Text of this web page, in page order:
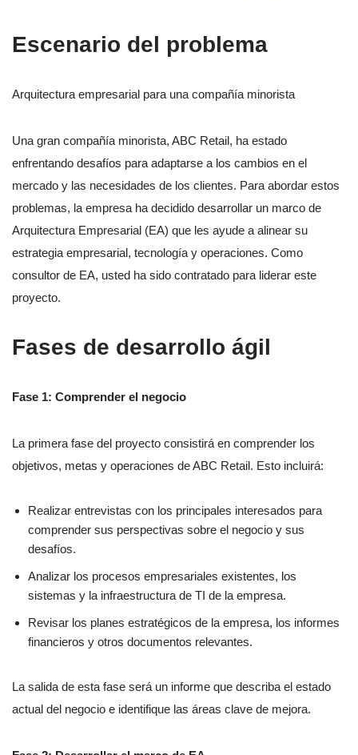
Escenario del problema
Arquitectura empresarial para una compañía minorista
Una gran compañía minorista, ABC Retail, ha estado
enfrentando desafíos para adaptarse a los cambios en el
mercado y las necesidades de los clientes. Para abordar estos
problemas, la empresa ha decidido desarrollar un marco de
Arquitectura Empresarial (EA) que les ayude a alinear su
estrategia empresarial, tecnología y operaciones. Como
consultor de EA, usted ha sido contratado para liderar este
proyecto.
Fases de desarrollo ágil
Fase 1: Comprender el negocio
La primera fase del proyecto consistirá en comprender los
objetivos, metas y operaciones de ABC Retail. Esto incluirá:
Realizar entrevistas con los principales interesados para
comprender sus perspectivas sobre el negocio y sus
desafíos.
Analizar los procesos empresariales existentes, los
sistemas y la infraestructura de TI de la empresa.
Revisar los planes estratégicos de la empresa, los informes
financieros y otros documentos relevantes.
La salida de esta fase será un informe que describa el estado
actual del negocio e identifique las áreas clave de mejora.